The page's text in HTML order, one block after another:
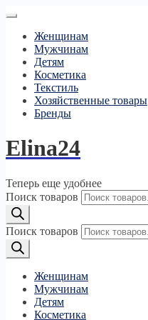
Женщинам
Мужчинам
Детям
Косметика
Текстиль
Хозяйственные товары
Бренды
Elina24
Теперь еще удобнее
Поиск товаров
Поиск товаров
Женщинам
Мужчинам
Детям
Косметика